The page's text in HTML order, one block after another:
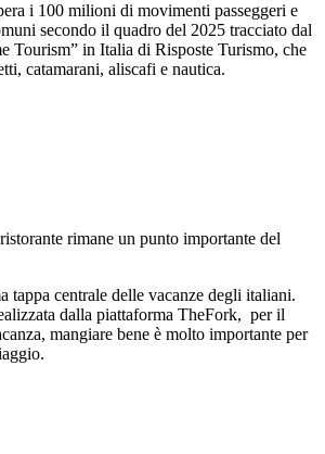
i 100 milioni di movimenti passeggeri e
secondo il quadro del 2025 tracciato dal
Tourism” in Italia di Risposte Turismo, che
catamarani, aliscafi e nautica.
rimane un punto importante del
tappa centrale delle vacanze degli italiani.
dalla piattaforma TheFork, per il
mangiare bene è molto importante per